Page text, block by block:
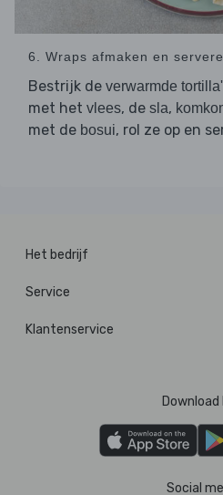
6. Wraps afmaken en
Bestrijk de verwarmde
met het vlees, de sla,
met de bosui, rol ze op en
Het bedrijf
Service
Klantenservice
Download
Social